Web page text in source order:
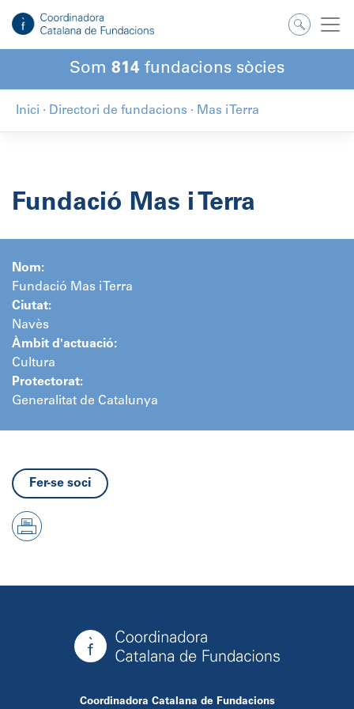
contingut
Som 814 fundacions sòcies
Inici · Directori de fundacions · Mas i Terra
Fundació Mas i Terra
Nom:
Fundació Mas i Terra
Ciutat:
Navès
Àmbit d'actuació:
Cultura
Protectorat:
Generalitat de Catalunya
Fer-se soci
Coordinadora Catalana de Fundacions